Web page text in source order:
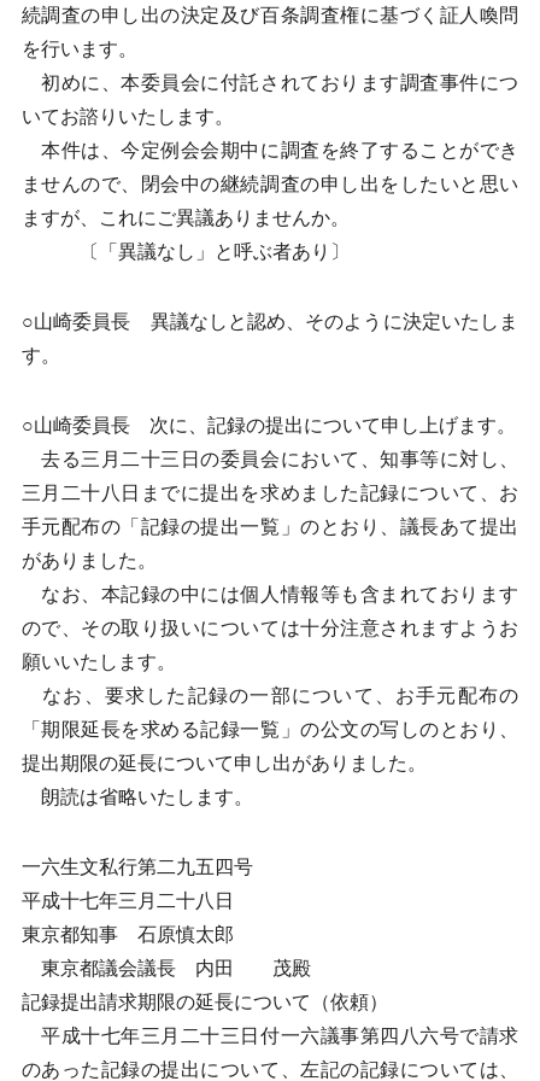
続調査の申し出の決定及び百条調査権に基づく証人喚問
を行います。
初めに、本委員会に付託されております調査事件につ
いてお諮りいたします。
本件は、今定例会会期中に調査を終了することができ
ませんので、閉会中の継続調査の申し出をしたいと思い
ますが、これにご異議ありませんか。
〔「異議なし」と呼ぶ者あり〕
○山崎委員長 異議なしと認め、そのように決定いたしま
す。
○山崎委員長 次に、記録の提出について申し上げます。
去る三月二十三日の委員会において、知事等に対し、
三月二十八日までに提出を求めました記録について、お
手元配布の「記録の提出一覧」のとおり、議長あて提出
がありました。
なお、本記録の中には個人情報等も含まれております
ので、その取り扱いについては十分注意されますようお
願いいたします。
なお、要求した記録の一部について、お手元配布の
「期限延長を求める記録一覧」の公文の写しのとおり、
提出期限の延長について申し出がありました。
朗読は省略いたします。
一六生文私行第二九五四号
平成十七年三月二十八日
東京都知事 石原慎太郎
東京都議会議長 内田 茂殿
記録提出請求期限の延長について（依頼）
平成十七年三月二十三日付一六議事第四八六号で請求
のあった記録の提出について、左記の記録については、